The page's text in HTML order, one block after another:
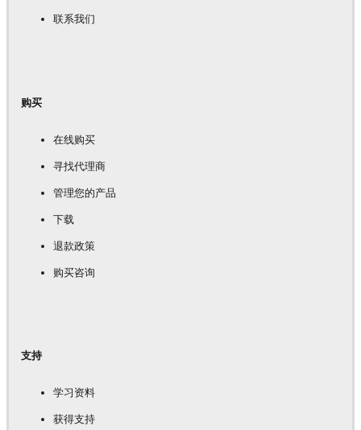
联系我们
购买
在线购买
寻找代理商
管理您的产品
下载
退款政策
购买咨询
支持
学习资料
获得支持